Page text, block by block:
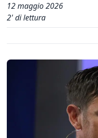
12 maggio 2026
2' di lettura